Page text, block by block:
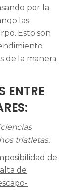
por la
las
Esto son
de la manera
ENTRE
triatletas:
de
de